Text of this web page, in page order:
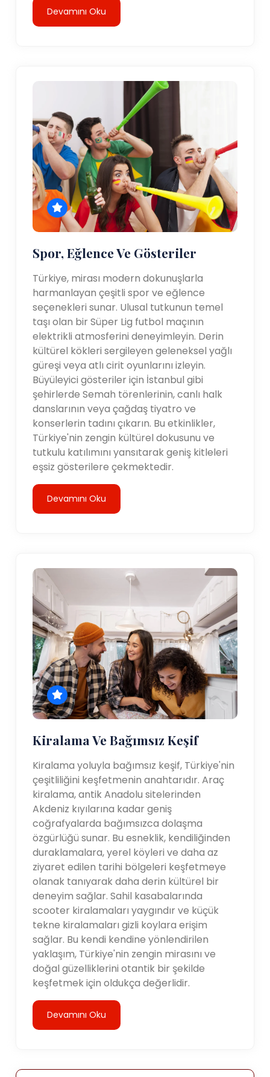
Devamını Oku
Spor, Eğlence Ve Gösteriler
Türkiye, mirası modern dokunuşlarla
harmanlayan çeşitli spor ve eğlence
seçenekleri sunar. Ulusal tutkunun temel
taşı olan bir Süper Lig futbol maçının
elektrikli atmosferini deneyimleyin. Derin
kültürel kökleri sergileyen geleneksel yağlı
güreşi veya atlı cirit oyunlarını izleyin.
Büyüleyici gösteriler için İstanbul gibi
şehirlerde Semah törenlerinin, canlı halk
danslarının veya çağdaş tiyatro ve
konserlerin tadını çıkarın. Bu etkinlikler,
Türkiye'nin zengin kültürel dokusunu ve
tutkulu katılımını yansıtarak geniş kitleleri
eşsiz gösterilere çekmektedir.
Devamını Oku
Kiralama Ve Bağımsız Keşif
Kiralama yoluyla bağımsız keşif, Türkiye'nin
çeşitliliğini keşfetmenin anahtarıdır. Araç
kiralama, antik Anadolu sitelerinden
Akdeniz kıyılarına kadar geniş
coğrafyalarda bağımsızca dolaşma
özgürlüğü sunar. Bu esneklik, kendiliğinden
duraklamalara, yerel köyleri ve daha az
ziyaret edilen tarihi bölgeleri keşfetmeye
olanak tanıyarak daha derin kültürel bir
deneyim sağlar. Sahil kasabalarında
scooter kiralamaları yaygındır ve küçük
tekne kiralamaları gizli koylara erişim
sağlar. Bu kendi kendine yönlendirilen
yaklaşım, Türkiye'nin zengin mirasını ve
doğal güzelliklerini otantik bir şekilde
keşfetmek için oldukça değerlidir.
Devamını Oku